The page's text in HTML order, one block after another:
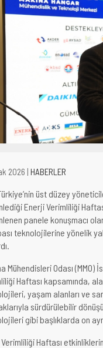
2026 | HABERLER
üst düzey
Enerji Verimliliği
panele konuşmacı
teknolojilerine yönelik
Mühendisleri Odası
Haftası kapsamında,
yaşam alanları ve
sürdürülebilir
gibi başlıklarda on
Haftası